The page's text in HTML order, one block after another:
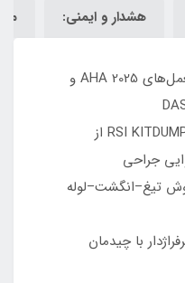
هشدار و ایمنی:
طراحی‌شده بر اساس دستورالعمل‌های AHA 2025 و
پوشش‌دهنده‌ی مراحل کامل RSI KITDUMP از
جراحی
تیغ–انگشت–لوله
با چیدمان